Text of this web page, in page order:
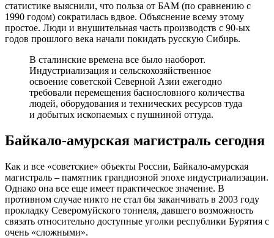
статистике выяснили, что польза от БАМ (по сравнению с
1990 годом) сократилась вдвое. Объяснение всему этому
простое. Люди и внушительная часть производств с 90-ых
годов прошлого века начали покидать русскую Сибирь.
В сталинские времена все было наоборот.
Индустриализация и сельскохозяйственное
освоение советской Северной Азии ежегодно
требовали перемещения баснословного количества
людей, оборудования и технических ресурсов туда
и добытых ископаемых с пушниной оттуда.
Байкало-амурская магистраль сегодня
Как и все «советские» объекты России, Байкало-амурская
магистраль – памятник грандиозной эпохе индустриализации.
Однако она все еще имеет практическое значение. В
противном случае никто не стал бы заканчивать в 2003 году
прокладку Северомуйского тоннеля, давшего возможность
связать относительно доступные уголки республики Бурятия с
очень «сложными».